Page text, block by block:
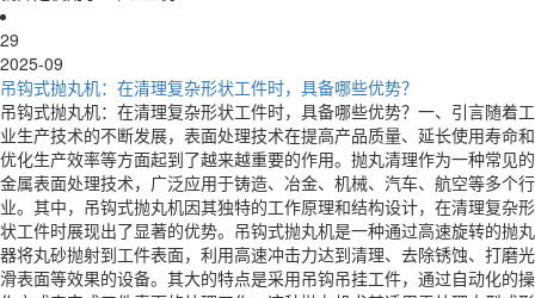
29
2025-09
吊钩式抛丸机：在清理复杂形状工件时，具备哪些优势？
吊钩式抛丸机：在清理复杂形状工件时，具备哪些优势？一、引言随着工
业生产技术的不断发展，表面处理技术在提高产品质量、延长使用寿命和
优化生产效率等方面起到了越来越重要的作用。抛丸清理作为一种常见的
金属表面处理技术，广泛应用于铸造、冶金、机械、汽车、航空等多个行
业。其中，吊钩式抛丸机因其独特的工作原理和结构设计，在清理复杂形
状工件时展现出了显著的优势。吊钩式抛丸机是一种通过高速旋转的抛丸
器将丸砂抛射到工件表面，利用高速冲击力达到清理、去除锈蚀、打磨光
滑表面等效果的设备。其大的特点是采用吊钩吊挂工件，通过自动化的操